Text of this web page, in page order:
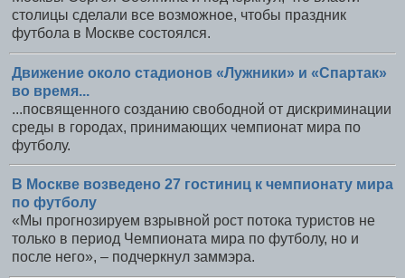
столицы сделали все возможное, чтобы праздник
футбола в Москве состоялся.
Движение около стадионов «Лужники» и «Спартак»
во время...
...посвященного созданию свободной от дискриминации
среды в городах, принимающих чемпионат мира по
футболу.
В Москве возведено 27 гостиниц к чемпионату мира
по футболу
«Мы прогнозируем взрывной рост потока туристов не
только в период Чемпионата мира по футболу, но и
после него», – подчеркнул заммэра.